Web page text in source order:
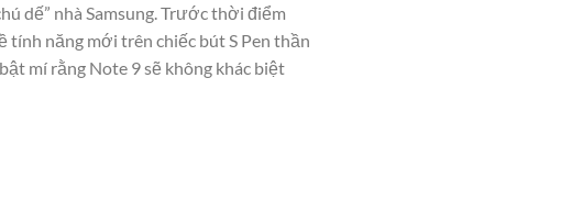
dế” nhà Samsung. Trước thời điểm
năng mới trên chiếc bút S Pen thần
mí rằng Note 9 sẽ không khác biệt